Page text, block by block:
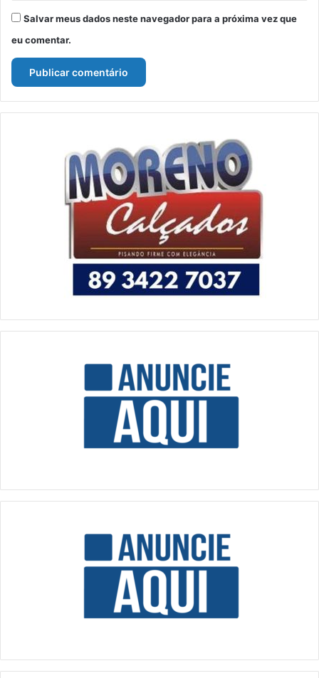
Salvar meus dados neste navegador para a próxima vez que
eu comentar.